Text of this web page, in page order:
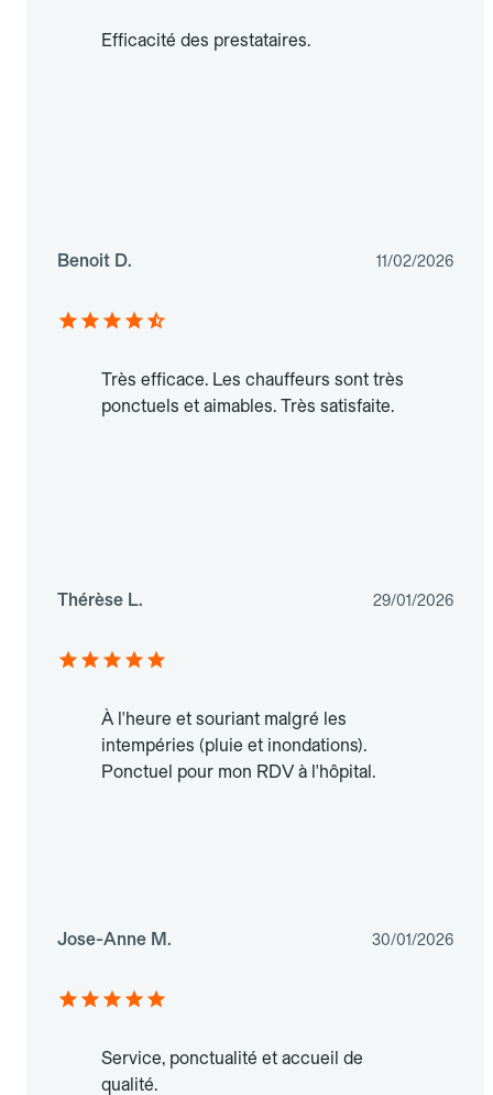
Efficacité des prestataires.
Benoit D. 11/02/2026
Très efficace. Les chauffeurs sont très
ponctuels et aimables. Très satisfaite.
Thérèse L. 29/01/2026
À l'heure et souriant malgré les
intempéries (pluie et inondations).
Ponctuel pour mon RDV à l'hôpital.
Jose-Anne M. 30/01/2026
Service, ponctualité et accueil de
qualité.